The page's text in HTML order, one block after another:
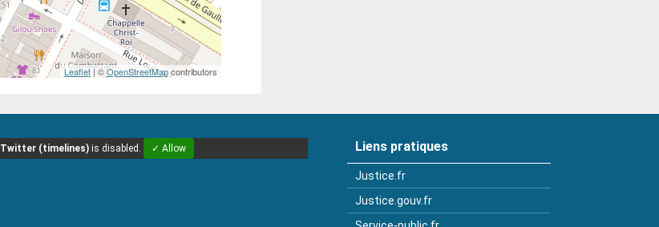
Leaflet| ©OpenStreetMapcontributors
Twitter (timelines)is disabled. ✓ Allow Liens pratiques
Justice.fr
Justice.gouv.fr